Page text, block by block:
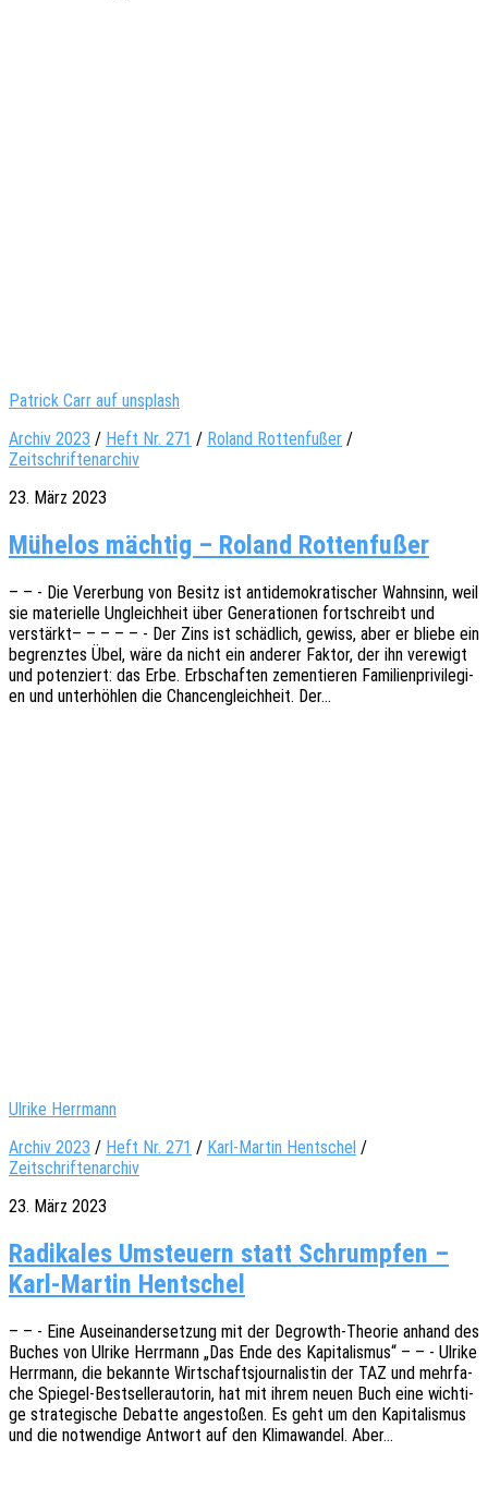
Patrick Carr auf unsplash
Archiv 2023 / Heft Nr. 271 / Roland Rottenfußer /
Zeitschriftenarchiv
23. März 2023
Mühelos mächtig – Roland Rottenfußer
– – - Die Verer­bung von Besitz ist anti­de­mo­kra­ti­scher Wahn­sinn, weil
sie mate­ri­el­le Ungleich­heit über Gene­ra­tio­nen fort­schreibt und
verstärkt– – – – – - Der Zins ist schäd­lich, gewiss, aber er bliebe ein
begrenz­tes Übel, wäre da nicht ein ande­rer Faktor, der ihn verewigt
und poten­ziert: das Erbe. Erbschaf­ten zemen­tie­ren Fami­li­en­pri­vi­le­gi­
en und unter­höh­len die Chan­cen­gleich­heit. Der…
Ulrike Herrmann
Archiv 2023 / Heft Nr. 271 / Karl-Martin Hentschel /
Zeitschriftenarchiv
23. März 2023
Radikales Umsteuern statt Schrumpfen –
Karl-Martin Hentschel
– – - Eine Ausein­an­der­set­zung mit der Degrowth-Theo­rie anhand des
Buches von Ulrike Herr­mann „Das Ende des Kapi­ta­lis­mus“ – – - Ulrike
Herr­mann, die bekann­te Wirt­schafts­jour­na­lis­tin der TAZ und mehr­fa­
che Spie­­gel-Best­­sel­­ler­au­­to­rin, hat mit ihrem neuen Buch eine wich­ti­
ge stra­te­gi­sche Debat­te ange­sto­ßen. Es geht um den Kapi­ta­lis­mus
und die notwen­di­ge Antwort auf den Klima­wan­del. Aber…